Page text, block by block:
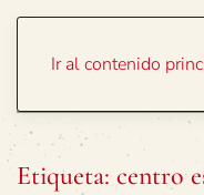
Ir al contenido
Etiqueta: centro